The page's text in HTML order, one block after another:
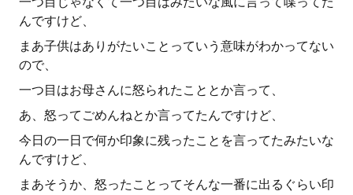
んですけど、
まあ子供はありがたいことっていう意味がわかってない
ので、
一つ目はお母さんに怒られたこととか言って、
あ、怒ってごめんねとか言ってたんですけど、
今日の一日で何か印象に残ったことを言ってたみたいな
んですけど、
まあそうか、怒ったことってそんな一番に出るぐらい印